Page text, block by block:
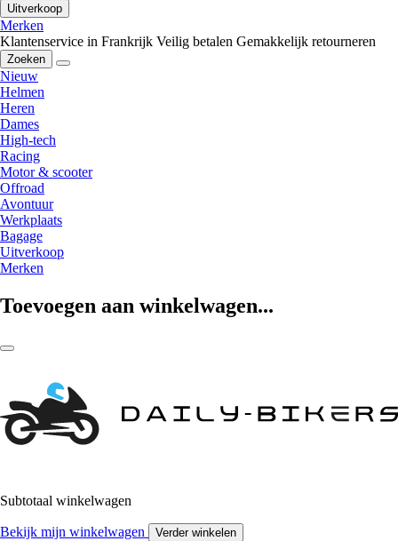
Uitverkoop
Merken
Klantenservice in Frankrijk Veilig betalen Gemakkelijk retourneren
Zoeken
Nieuw
Helmen
Heren
Dames
High-tech
Racing
Motor & scooter
Offroad
Avontuur
Werkplaats
Bagage
Uitverkoop
Merken
Toevoegen aan winkelwagen...
Subtotaal winkelwagen
Bekijk mijn winkelwagen Verder winkelen